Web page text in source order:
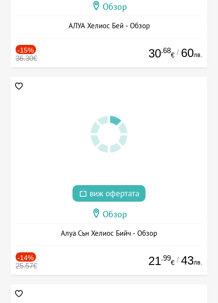
Обзор
АЛУА Хелиос Бей - Обзор
-15%
36.30€ 30.68
€ / 60лв.
виж офертата
Обзор
Алуа Сън Хелиос Бийч - Обзор
-14%
25.57€ 21.99
€ / 43лв.